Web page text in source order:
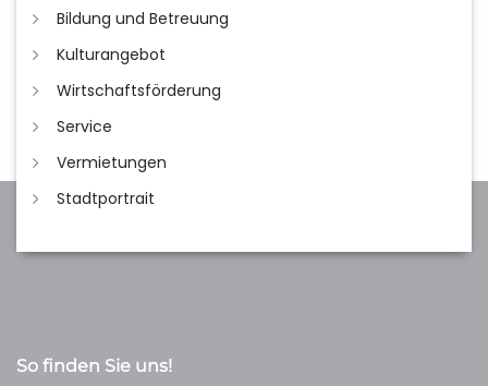
Bildung und Betreuung
Kulturangebot
Wirtschaftsförderung
Service
Vermietungen
Stadtportrait
So finden Sie uns!